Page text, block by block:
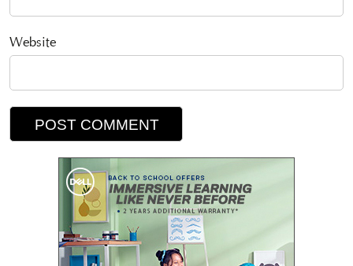
Website